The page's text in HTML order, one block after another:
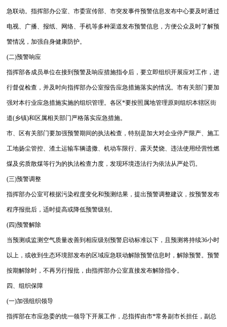
急联动。指挥部办公室、市委宣传部、市突发事件预警信息发布中心要及时通过
电视、广播、报纸、网络、手机等多种渠道发布预警信息，方便公众及时了解预
警情况，加强自身健康防护。
(二)预警响应
指挥部各成员单位在接到预警及响应措施指令后，要立即组织开展应对工作，进
行督促检查，并及时向指挥部办公室报告应急措施落实的情况。市有关部门要加
强对本行业应急措施实施的组织管理。各区*要按照属地管理原则组织本辖区街
道(乡镇)和区属相关部门严格落实应急措施。
市、区有关部门要加强预警期间的执法检查，特别是加大对企业停产限产、施工
工地扬尘管控、渣土运输车辆遗撒、机动车限行、露天焚烧、违法使用经营性燃
煤及劣质散煤等行为的执法检查力度，发现环境违法行为依法从严处罚。
(三)预警调整
指挥部办公室可根据污染程度变化和预测结果，提出预警调整建议，按预警发布
程序报批后，适时提高或降低预警级别。
(四)预警解除
当预测或监测空气质量改善到相应级别预警启动标准以下，且预测将持续36小时
以上，或收到生态环境部发布的区域应急联动解除预警信息时，解除预警。预警
按期解除时，不再另行报批，由指挥部办公室直接发布解除指令。
四、组织保障
(一)加强组织领导
指挥部在市应急委的统一领导下开展工作，总指挥由市*常务副市长担任，副总